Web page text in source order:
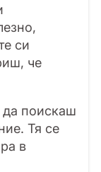
си
че
поискаш
Тя се
в